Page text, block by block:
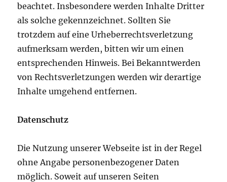
beachtet. Insbesondere werden Inhalte Dritter
als solche gekennzeichnet. Sollten Sie
trotzdem auf eine Urheberrechtsverletzung
aufmerksam werden, bitten wir um einen
entsprechenden Hinweis. Bei Bekanntwerden
von Rechtsverletzungen werden wir derartige
Inhalte umgehend entfernen.
Datenschutz
Die Nutzung unserer Webseite ist in der Regel
ohne Angabe personenbezogener Daten
möglich. Soweit auf unseren Seiten